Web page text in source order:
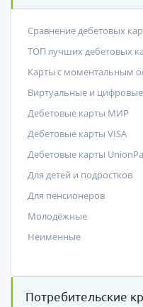
Сравнение дебетовых
ТОП лучших дебетовых
Карты с моментальным
Виртуальные и
Дебетовые карты МИР
Дебетовые карты VISA
Дебетовые карты
Для детей и подростков
Для пенсионеров
Молодёжные
Неименные
Потребительские